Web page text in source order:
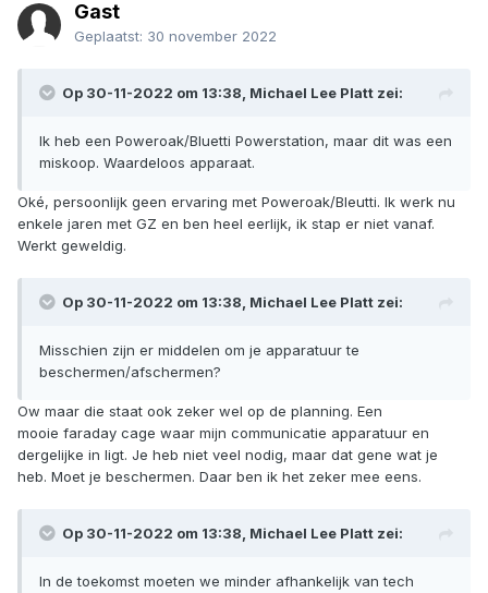
Gast
Geplaatst: 30 november 2022
Op 30-11-2022 om 13:38, Michael Lee Platt zei:
Ik heb een Poweroak/Bluetti Powerstation, maar dit was een
miskoop. Waardeloos apparaat.
Oké, persoonlijk geen ervaring met Poweroak/Bleutti. Ik werk nu
enkele jaren met GZ en ben heel eerlijk, ik stap er niet vanaf.
Werkt geweldig.
Op 30-11-2022 om 13:38, Michael Lee Platt zei:
Misschien zijn er middelen om je apparatuur te
beschermen/afschermen?
Ow maar die staat ook zeker wel op de planning. Een
mooie faraday cage waar mijn communicatie apparatuur en
dergelijke in ligt. Je heb niet veel nodig, maar dat gene wat je
heb. Moet je beschermen. Daar ben ik het zeker mee eens.
Op 30-11-2022 om 13:38, Michael Lee Platt zei:
In de toekomst moeten we minder afhankelijk van tech